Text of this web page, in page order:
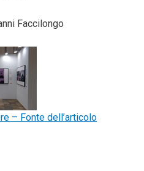
Faccilongo
– Fonte dell’articolo